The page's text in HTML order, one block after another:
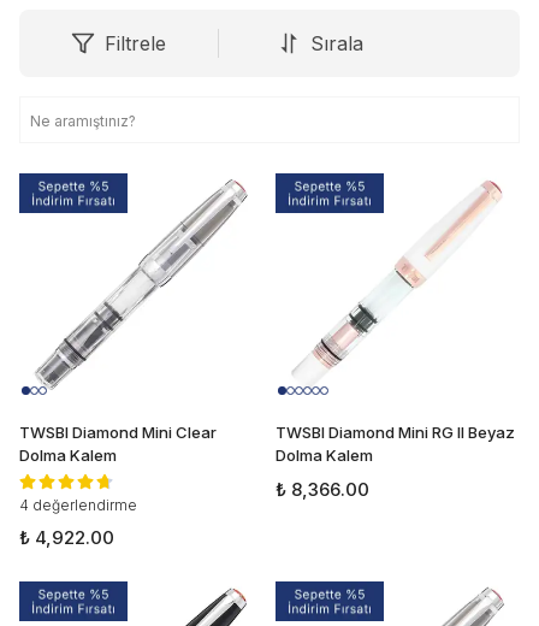
Filtrele Sırala
TWSBI Diamond Mini Clear
Dolma Kalem
4 değerlendirme
₺ 4,922.00
TWSBI Diamond Mini RG II Beyaz
Dolma Kalem
₺ 8,366.00